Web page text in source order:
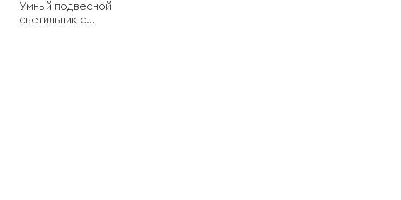
Умный подвесной
светильник с